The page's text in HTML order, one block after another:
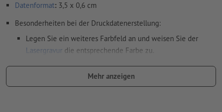
Datenformat: 3,5 x 0,6 cm
Besonderheiten bei der Druckdatenerstellung:
Legen Sie ein weiteres Farbfeld an und weisen Sie der
Lasergravur die entsprechende Farbe zu.
Benennung des Farbfelds: "Laser"
Mehr anzeigen